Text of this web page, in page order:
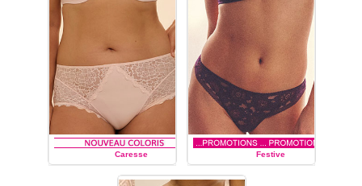
Caresse
SIMONE PÉRÈLE
Festive
SIMONE PÉRÈLE